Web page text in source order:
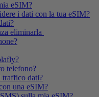
eSIM?
i dati con la tua eSIM?
eliminarla
telefono?
traffico dati?
una eSIM?